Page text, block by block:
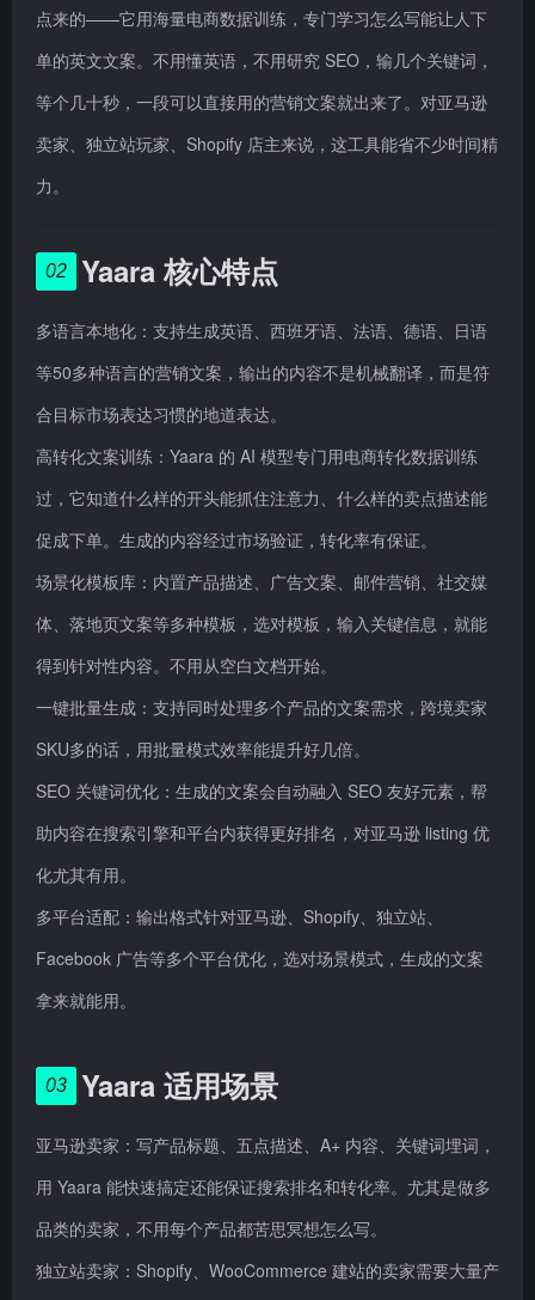
点来的——它用海量电商数据训练，专门学习怎么写能让人下
单的英文文案。不用懂英语，不用研究 SEO，输几个关键词，
等个几十秒，一段可以直接用的营销文案就出来了。对亚马逊
卖家、独立站玩家、Shopify 店主来说，这工具能省不少时间精
力。
02 Yaara 核心特点
多语言本地化：支持生成英语、西班牙语、法语、德语、日语
等50多种语言的营销文案，输出的内容不是机械翻译，而是符
合目标市场表达习惯的地道表达。
高转化文案训练：Yaara 的 AI 模型专门用电商转化数据训练
过，它知道什么样的开头能抓住注意力、什么样的卖点描述能
促成下单。生成的内容经过市场验证，转化率有保证。
场景化模板库：内置产品描述、广告文案、邮件营销、社交媒
体、落地页文案等多种模板，选对模板，输入关键信息，就能
得到针对性内容。不用从空白文档开始。
一键批量生成：支持同时处理多个产品的文案需求，跨境卖家
SKU多的话，用批量模式效率能提升好几倍。
SEO 关键词优化：生成的文案会自动融入 SEO 友好元素，帮
助内容在搜索引擎和平台内获得更好排名，对亚马逊 listing 优
化尤其有用。
多平台适配：输出格式针对亚马逊、Shopify、独立站、
Facebook 广告等多个平台优化，选对场景模式，生成的文案
拿来就能用。
03 Yaara 适用场景
亚马逊卖家：写产品标题、五点描述、A+ 内容、关键词埋词，
用 Yaara 能快速搞定还能保证搜索排名和转化率。尤其是做多
品类的卖家，不用每个产品都苦思冥想怎么写。
独立站卖家：Shopify、WooCommerce 建站的卖家需要大量产